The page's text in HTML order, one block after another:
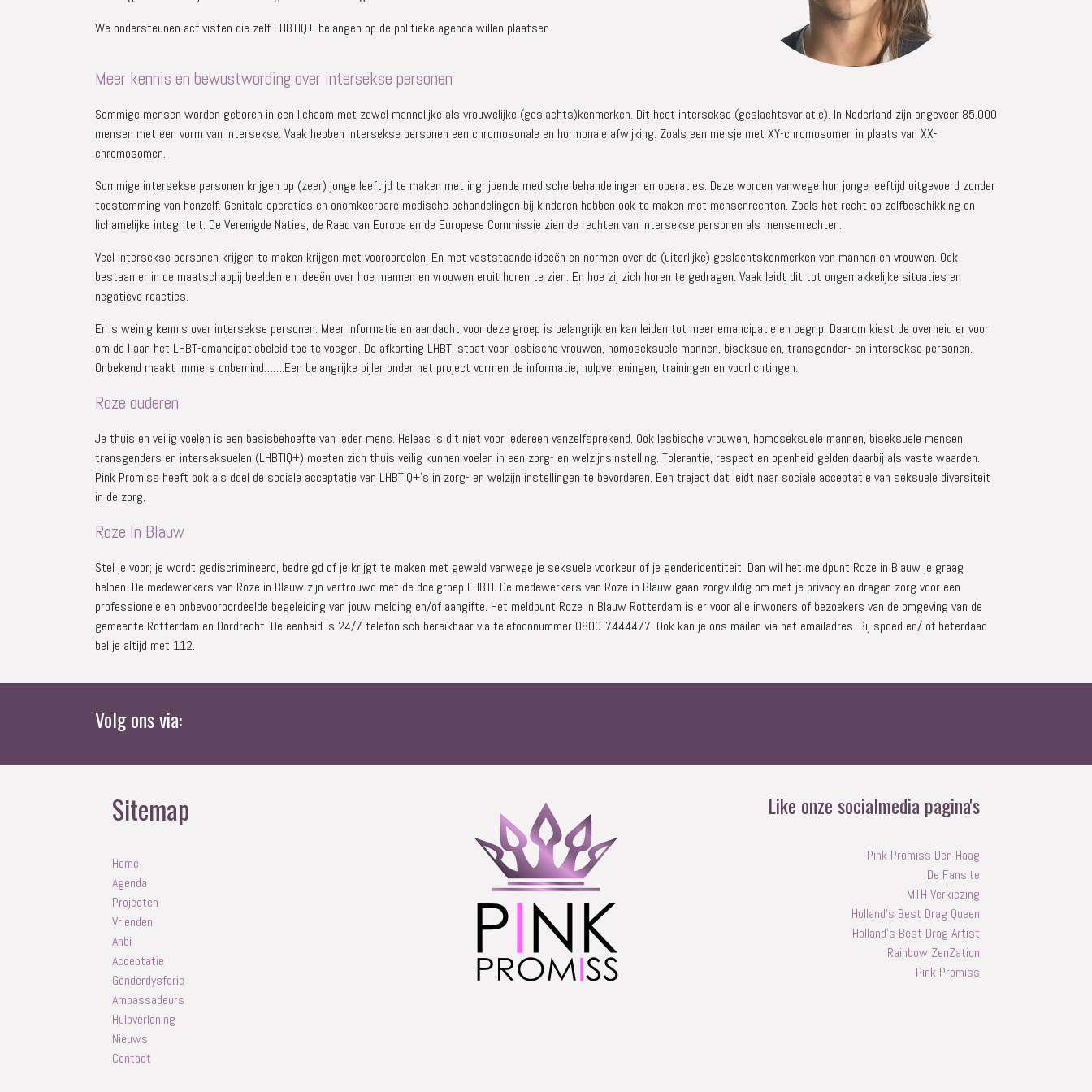
We ondersteunen activisten die zelf LHBTIQ+-belangen op de politieke agenda willen plaatsen.
Meer kennis en bewustwording over intersekse personen
Sommige mensen worden geboren in een lichaam met zowel mannelijke als vrouwelijke (geslachts)kenmerken. Dit heet intersekse (geslachtsvariatie). In Nederland zijn ongeveer 85.000
mensen met een vorm van intersekse. Vaak hebben intersekse personen een chromosonale en hormonale afwijking. Zoals een meisje met XY-chromosomen in plaats van XX-
chromosomen.
Sommige intersekse personen krijgen op (zeer) jonge leeftijd te maken met ingrijpende medische behandelingen en operaties. Deze worden vanwege hun jonge leeftijd uitgevoerd zonder
toestemming van henzelf. Genitale operaties en onomkeerbare medische behandelingen bij kinderen hebben ook te maken met mensenrechten. Zoals het recht op zelfbeschikking en
lichamelijke integriteit. De Verenigde Naties, de Raad van Europa en de Europese Commissie zien de rechten van intersekse personen als mensenrechten.
Veel intersekse personen krijgen te maken krijgen met vooroordelen. En met vaststaande ideeën en normen over de (uiterlijke) geslachtskenmerken van mannen en vrouwen. Ook
bestaan er in de maatschappij beelden en ideeën over hoe mannen en vrouwen eruit horen te zien. En hoe zij zich horen te gedragen. Vaak leidt dit tot ongemakkelijke situaties en
negatieve reacties.
Er is weinig kennis over intersekse personen. Meer informatie en aandacht voor deze groep is belangrijk en kan leiden tot meer emancipatie en begrip. Daarom kiest de overheid er voor
om de I aan het LHBT-emancipatiebeleid toe te voegen. De afkorting LHBTI staat voor lesbische vrouwen, homoseksuele mannen, biseksuelen, transgender- en intersekse personen.
Onbekend maakt immers onbemind…….Een belangrijke pijler onder het project vormen de informatie, hulpverleningen, trainingen en voorlichtingen.
Roze ouderen
Je thuis en veilig voelen is een basisbehoefte van ieder mens. Helaas is dit niet voor iedereen vanzelfsprekend. Ook lesbische vrouwen, homoseksuele mannen, biseksuele mensen,
transgenders en interseksuelen (LHBTIQ+) moeten zich thuis veilig kunnen voelen in een zorg- en welzijnsinstelling. Tolerantie, respect en openheid gelden daarbij als vaste waarden.
Pink Promiss heeft ook als doel de sociale acceptatie van LHBTIQ+'s in zorg- en welzijn instellingen te bevorderen. Een traject dat leidt naar sociale acceptatie van seksuele diversiteit
in de zorg.
Roze In Blauw
Stel je voor; je wordt gediscrimineerd, bedreigd of je krijgt te maken met geweld vanwege je seksuele voorkeur of je genderidentiteit. Dan wil het meldpunt Roze in Blauw je graag
helpen. De medewerkers van Roze in Blauw zijn vertrouwd met de doelgroep LHBTI. De medewerkers van Roze in Blauw gaan zorgvuldig om met je privacy en dragen zorg voor een
professionele en onbevooroordeelde begeleiding van jouw melding en/of aangifte. Het meldpunt Roze in Blauw Rotterdam is er voor alle inwoners of bezoekers van de omgeving van de
gemeente Rotterdam en Dordrecht. De eenheid is 24/7 telefonisch bereikbaar via telefoonnummer 0800-7444477. Ook kan je ons mailen via het emailadres. Bij spoed en/ of heterdaad
bel je altijd met 112.
Volg ons via:
Sitemap
Home
Agenda
Projecten
Vrienden
Anbi
Acceptatie
Genderdysforie
Ambassadeurs
Hulpverlening
Nieuws
Contact
Like onze socialmedia pagina's
Pink Promiss Den Haag
De Fansite
MTH Verkiezing
Holland's Best Drag Queen
Holland's Best Drag Artist
Rainbow ZenZation
Pink Promiss